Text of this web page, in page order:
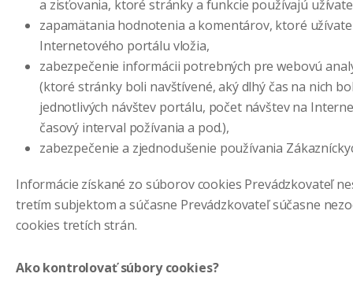
a zisťovania, ktoré stránky a funkcie používajú
zapamätania hodnotenia a komentárov, ktoré
Internetového portálu vložia,
zabezpečenie informácii potrebných pre webovú
(ktoré stránky boli navštívené, aký dlhý čas na nich
jednotlivých návštev portálu, počet návštev na
časový interval požívania a pod.),
zabezpečenie a zjednodušenie používania
Informácie získané zo súborov cookies Prevádzkovateľ
tretím subjektom a súčasne Prevádzkovateľ súčasne
cookies tretích strán.
Ako kontrolovať súbory cookies?